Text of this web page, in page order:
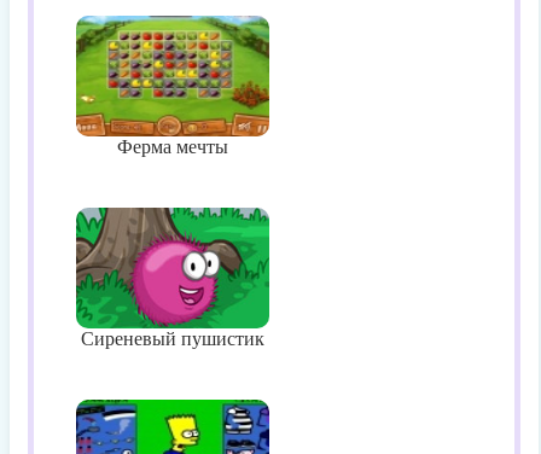
Ферма мечты
Сиреневый пушистик